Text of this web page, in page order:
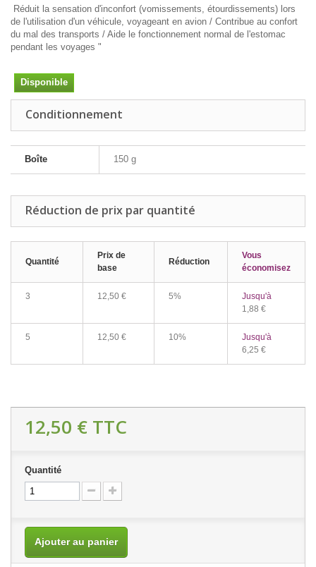
Réduit la sensation d'inconfort (vomissements, étourdissements) lors
de l'utilisation d'un véhicule, voyageant en avion / Contribue au confort
du mal des transports / Aide le fonctionnement normal de l'estomac
pendant les voyages "
Disponible
Conditionnement
Boîte 150 g
Réduction de prix par quantité
Quantité
Prix de
base
Réduction
Vous
économisez
3 12,50 € 5%
Jusqu'à
1,88 €
5 12,50 € 10%
Jusqu'à
6,25 €
12,50 € TTC
Quantité
Ajouter au panier